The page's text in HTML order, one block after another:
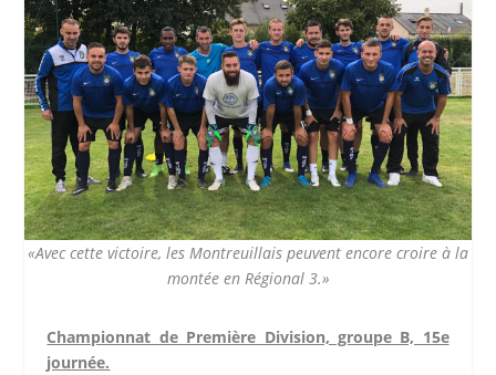
«Avec cette victoire, les Montreuillais peuvent encore croire à la
montée en Régional 3.»
Championnat de Première Division, groupe B, 15e
journée.